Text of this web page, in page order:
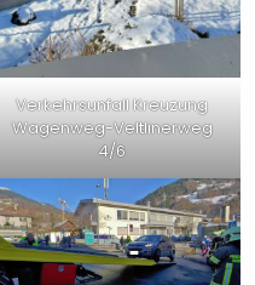
Verkehrsunfall Kreuzung
Wagenweg-Veltlinerweg
4/6